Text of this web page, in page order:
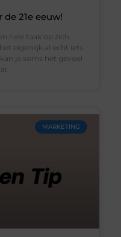
21e eeuw!
hele taak op zich.
eigenlijk al echt iets
je soms het gevoel
MARKETING